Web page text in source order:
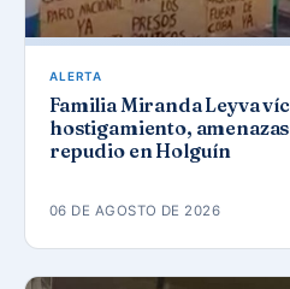
ALERTA
Familia Miranda Leyva
hostigamiento,
repudio en Holguín
06 DE AGOSTO DE 2026